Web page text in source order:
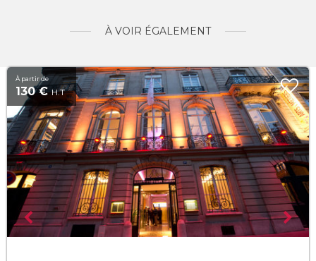
À VOIR ÉGALEMENT
À partir de
130 €H.T